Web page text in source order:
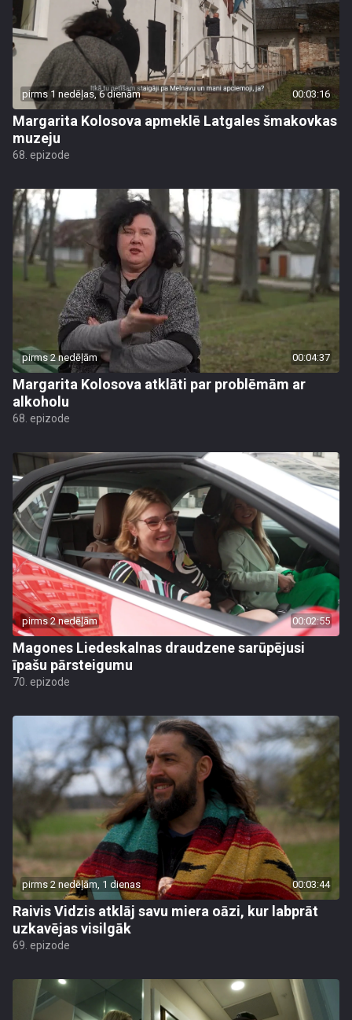
pirms 1 nedēļas, 6 dienām 00:03:16
Margarita Kolosova apmeklē Latgales šmakovkas
muzeju
68. epizode
pirms 2 nedēļām 00:04:37
Margarita Kolosova atklāti par problēmām ar
alkoholu
68. epizode
pirms 2 nedēļām 00:02:55
Magones Liedeskalnas draudzene sarūpējusi
īpašu pārsteigumu
70. epizode
pirms 2 nedēļām, 1 dienas 00:03:44
Raivis Vidzis atklāj savu miera oāzi, kur labprāt
uzkavējas visilgāk
69. epizode